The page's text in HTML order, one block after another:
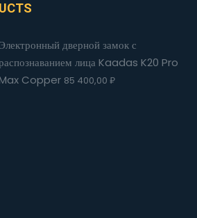
Электронный дверной замок с
лица Kaadas K20 Pro
Copper 85 400,00₽